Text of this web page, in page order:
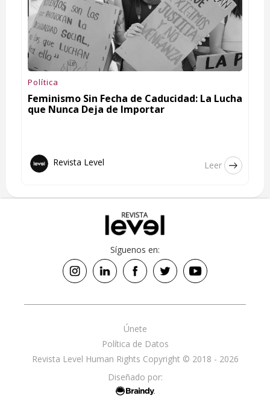
Política
Feminismo Sin Fecha de Caducidad: La Lucha
que Nunca Deja de Importar
Revista Level Leer
Síguenos en:
Revista Level Human Rights Copyright © 2018 - 2026
Política de Datos
Únete
Diseñado por: